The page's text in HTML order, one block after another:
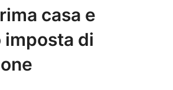
casa e
imposta di